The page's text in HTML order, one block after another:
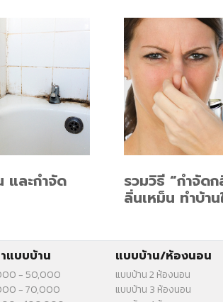
และกำจัด
รวมวิธี “กำจัด
ลิ่นเหม็น ทำบ้า
แบบบ้าน
- 50,000
- 70,000
แบบบ้าน/ห้องนอน
แบบบ้าน 2 ห้องนอน
แบบบ้าน 3 ห้องนอน